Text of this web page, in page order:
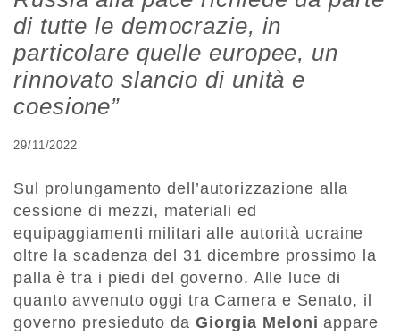
di tutte le democrazie, in
particolare quelle europee, un
rinnovato slancio di unità e
coesione”
29/11/2022
Sul prolungamento dell’autorizzazione alla
cessione di mezzi, materiali ed
equipaggiamenti militari alle autorità ucraine
oltre la scadenza del 31 dicembre prossimo la
palla è tra i piedi del governo. Alle luce di
quanto avvenuto oggi tra Camera e Senato, il
governo presieduto da Giorgia Meloni appare